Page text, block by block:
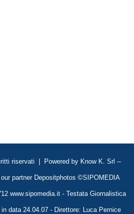
riservati | Powered by Know K. Srl --
partner Depositphotos ©SIPOMEDIA
www.sipomedia.it - Testata Giornalistica
data 24.04.07 - Direttore: Luca Pernice